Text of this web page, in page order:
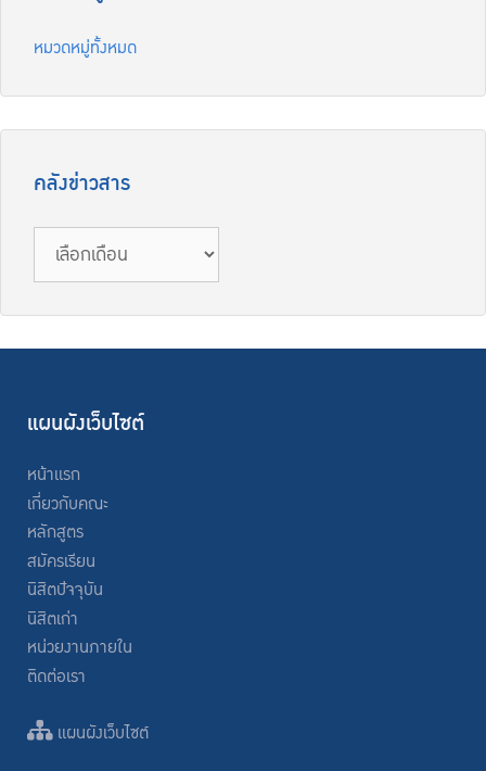
หมวดหมู่ทั้งหมด
คลังข่าวสาร
ข่าวสาร
แผนผังเว็บไซต์
หน้าแรก
เกี่ยวกับคณะ
หลักสูตร
สมัครเรียน
นิสิตปัจจุบัน
นิสิตเก่า
หน่วยงานภายใน
ติดต่อเรา
แผนผังเว็บไซต์